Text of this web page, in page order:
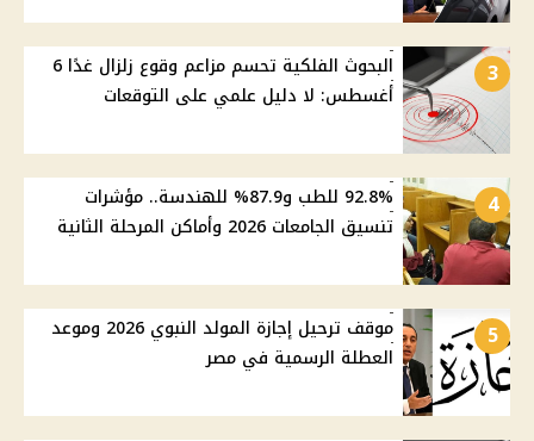
3
البحوث الفلكية تحسم مزاعم وقوع زلزال غدًا 6
أغسطس: لا دليل علمي على التوقعات
4
92.8% للطب و87.9% للهندسة.. مؤشرات
تنسيق الجامعات 2026 وأماكن المرحلة الثانية
5
موقف ترحيل إجازة المولد النبوي 2026 وموعد
العطلة الرسمية في مصر